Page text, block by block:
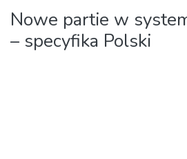
Nowe partie w
– specyfika Polski